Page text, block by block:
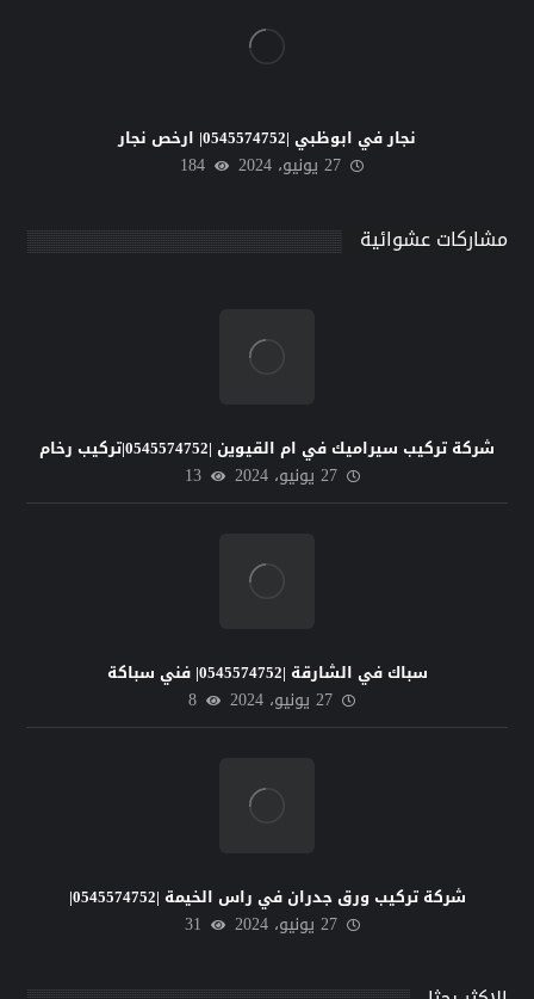
نجار في ابوظبي |0545574752| ارخص نجار
27 يونيو، 2024 184
مشاركات عشوائية
شركة تركيب سيراميك في ام القيوين |0545574752|تركيب رخام
27 يونيو، 2024 13
سباك في الشارقة |0545574752| فني سباكة
27 يونيو، 2024 8
شركة تركيب ورق جدران في راس الخيمة |0545574752|
27 يونيو، 2024 31